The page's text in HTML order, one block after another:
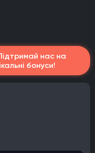
нас на
бонуси!